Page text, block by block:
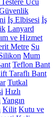
Ucu
İş Elbisesi İş
Lanyard
ve Hizmet
Metre Su
Mum
Teflon Bant
Taraflı Bant
Tutkal
Hızlı
Yangın
Kilit Kutu ve